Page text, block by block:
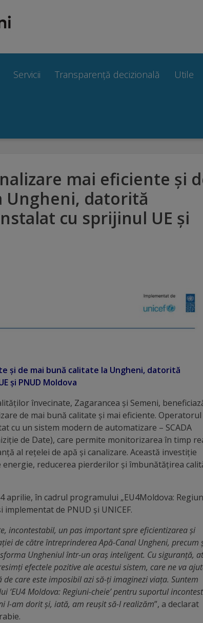
Servicii Transparență decizională Utile
mai eficiente și
Ungheni, datorită
cu sprijinul UE și
și de mai bună calitate la Ungheni, datorită
și PNUD Moldova
învecinate, Zagarancea și Semeni,
de mai bună calitate și mai eficiente. Operatorul
cu un sistem modern de automatizare – SCADA
de Date), care permite monitorizarea în timp
al rețelei de apă și canalizare. Această investiție
reducerea pierderilor și îmbunătățirea
aprilie, în cadrul programului „EU4Moldova:
de PNUD și UNICEF.
incontestabil, un pas important spre eficientizarea și
de către întreprinderea Apă-Canal Ungheni, precum
Ungheniul într-un oraș inteligent. Cu siguranță,
efectele pozitive ale acestui sistem, care ne va
care este imposibil azi să-ți imaginezi viața. Suntem
‘EU4 Moldova: Regiuni-cheie’ pentru suportul
l-am dorit și, iată, am reușit să-l realizăm”, a declarat